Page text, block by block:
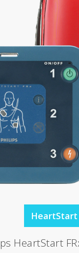
HeartStart
HeartStart